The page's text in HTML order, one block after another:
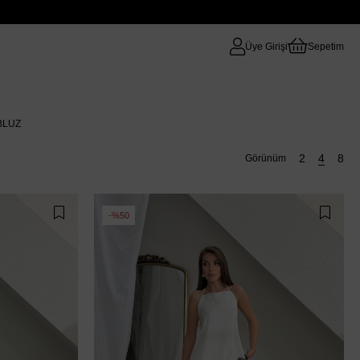
Üye Girişi Sepetim
%50